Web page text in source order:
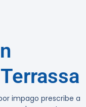
impago prescribe a